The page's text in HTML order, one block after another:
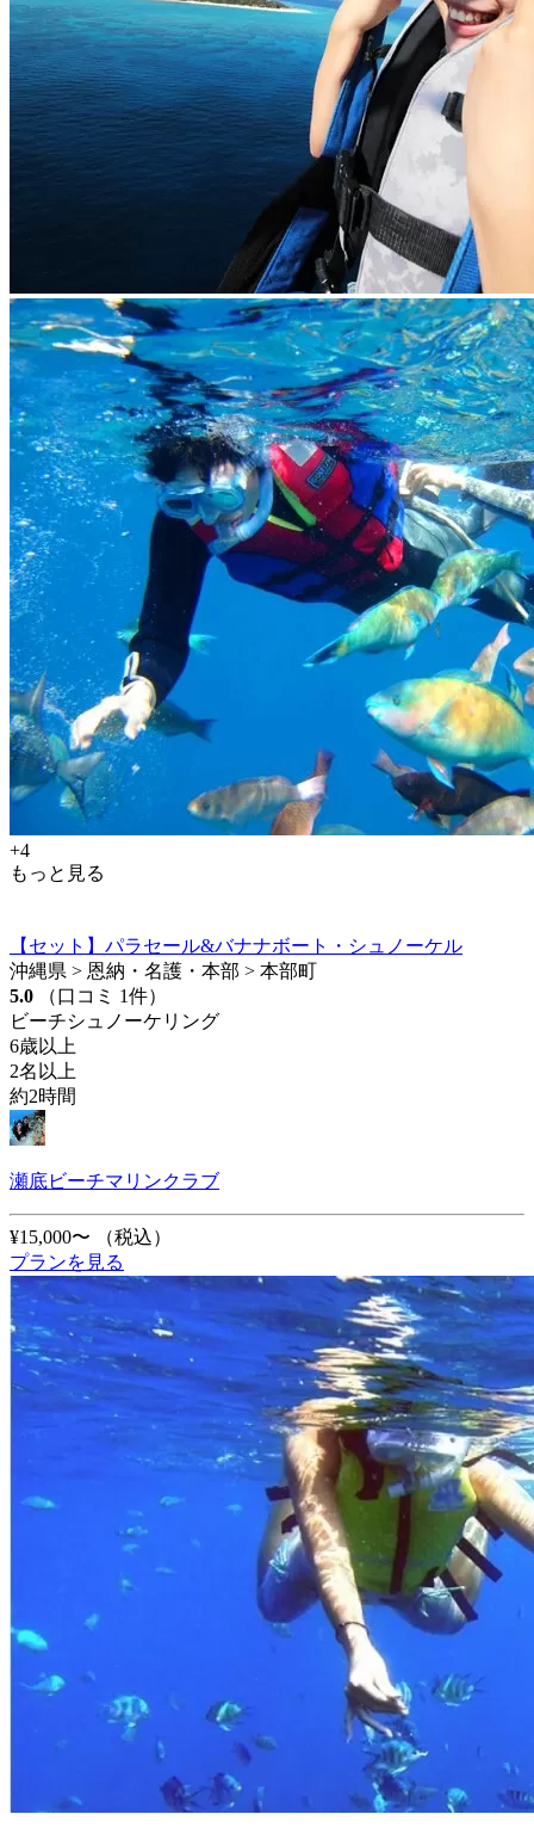
+4
もっと見る
【セット】パラセール&バナナボート・シュノーケル
沖縄県 > 恩納・名護・本部 > 本部町
5.0
（口コミ 1件）
ビーチシュノーケリング
6歳以上
2名以上
約2時間
瀬底ビーチマリンクラブ
¥15,000〜
（税込）
プランを見る